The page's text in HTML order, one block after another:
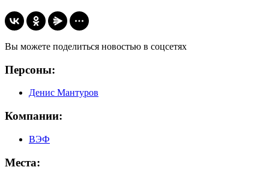
Вы можете поделиться новостью в соцсетях
Персоны:
Денис Мантуров
Компании:
ВЭФ
Места: